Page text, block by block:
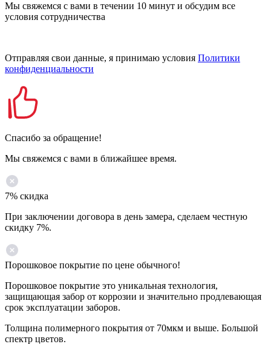
Мы свяжемся с вами в течении 10 минут и обсудим все
условия сотрудничества
Отправляя свои данные, я принимаю условия Политики
конфиденциальности
Спасибо за обращение!
Мы свяжемся с вами в ближайшее время.
7% скидка
При заключении договора в день замера, сделаем честную
скидку 7%.
Порошковое покрытие по цене обычного!
Порошковое покрытие это уникальная технология,
защищающая забор от коррозии и значительно продлевающая
срок эксплуатации заборов.
Толщина полимерного покрытия от 70мкм и выше. Большой
спектр цветов.